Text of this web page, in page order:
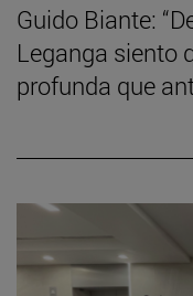
Guido Biante:
Leganga siento
profunda que